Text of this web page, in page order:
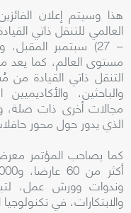
هذا وسيتم إعلان
– 27) سبتمبر
مستوى العالم، كما يعد
التنقل ذاتي القيادة
والباحثين،
مجالات أخرى ذات صلة،
الذي يدور حول محور
كما يصاحب المؤتمر
وندوات وورش عمل،
والابتكارات، في